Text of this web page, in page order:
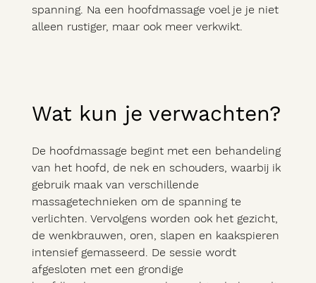
spanning. Na een hoofdmassage voel je je niet
alleen rustiger, maar ook meer verkwikt.
Wat kun je verwachten?
De hoofdmassage begint met een behandeling
van het hoofd, de nek en schouders, waarbij ik
gebruik maak van verschillende
massagetechnieken om de spanning te
verlichten. Vervolgens worden ook het gezicht,
de wenkbrauwen, oren, slapen en kaakspieren
intensief gemasseerd. De sessie wordt
afgesloten met een grondige